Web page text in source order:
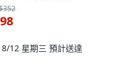
8/12 星期三 預計送達